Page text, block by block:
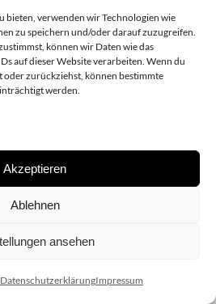
bieten, verwenden wir Technologien wie
zu speichern und/oder darauf zuzugreifen.
können wir Daten wie das
auf dieser Website verarbeiten. Wenn du
zurückziehst, können bestimmte
werden.
Akzeptieren
Ablehnen
ansehen
DatenschutzerklärungImpressum
|Datenschützerklärung|
| Design:www.ARGEntur.at